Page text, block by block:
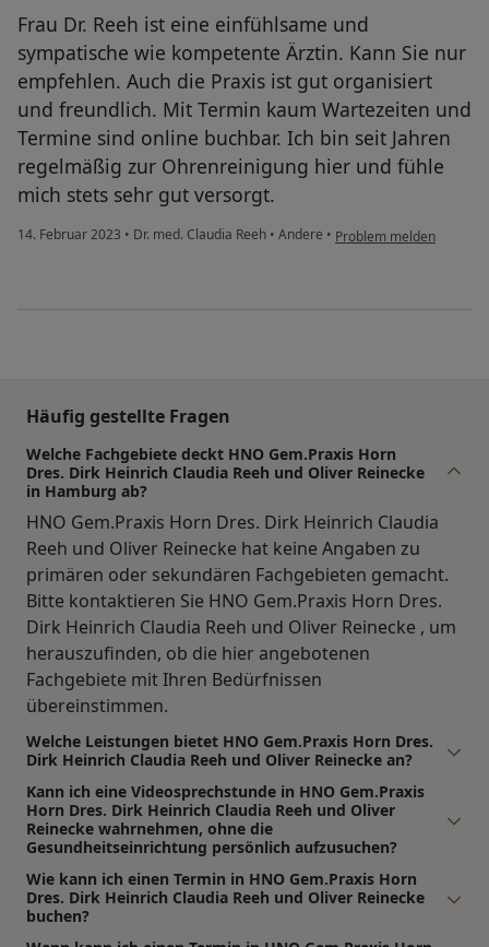
Frau Dr. Reeh ist eine einfühlsame und
sympatische wie kompetente Ärztin. Kann Sie nur
empfehlen. Auch die Praxis ist gut organisiert
und freundlich. Mit Termin kaum Wartezeiten und
Termine sind online buchbar. Ich bin seit Jahren
regelmäßig zur Ohrenreinigung hier und fühle
mich stets sehr gut versorgt.
14. Februar 2023 • Dr. med. Claudia Reeh • Andere • Problem melden
Häufig gestellte Fragen
Welche Fachgebiete deckt HNO Gem.Praxis Horn
Dres. Dirk Heinrich Claudia Reeh und Oliver Reinecke
in Hamburg ab?
HNO Gem.Praxis Horn Dres. Dirk Heinrich Claudia
Reeh und Oliver Reinecke hat keine Angaben zu
primären oder sekundären Fachgebieten gemacht.
Bitte kontaktieren Sie HNO Gem.Praxis Horn Dres.
Dirk Heinrich Claudia Reeh und Oliver Reinecke , um
herauszufinden, ob die hier angebotenen
Fachgebiete mit Ihren Bedürfnissen
übereinstimmen.
Welche Leistungen bietet HNO Gem.Praxis Horn Dres.
Dirk Heinrich Claudia Reeh und Oliver Reinecke an?
Kann ich eine Videosprechstunde in HNO Gem.Praxis
Horn Dres. Dirk Heinrich Claudia Reeh und Oliver
Reinecke wahrnehmen, ohne die
Gesundheitseinrichtung persönlich aufzusuchen?
Wie kann ich einen Termin in HNO Gem.Praxis Horn
Dres. Dirk Heinrich Claudia Reeh und Oliver Reinecke
buchen?